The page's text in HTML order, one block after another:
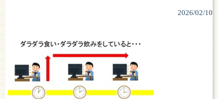
2026/02/10